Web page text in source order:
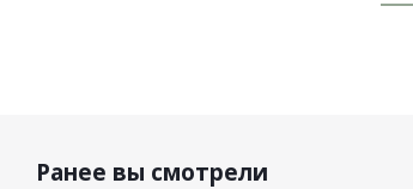
Ранее вы смотрели